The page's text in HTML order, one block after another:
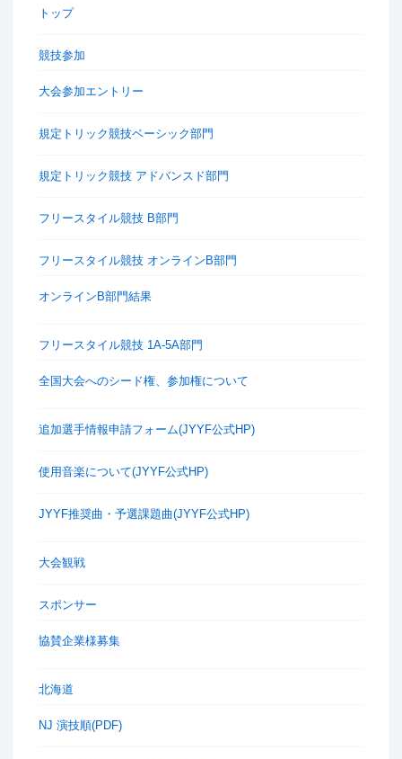
トップ
競技参加
大会参加エントリー
規定トリック競技ベーシック部門
規定トリック競技 アドバンスド部門
フリースタイル競技 B部門
フリースタイル競技 オンラインB部門
オンラインB部門結果
フリースタイル競技 1A-5A部門
全国大会へのシード権、参加権について
追加選手情報申請フォーム(JYYF公式HP)
使用音楽について(JYYF公式HP)
JYYF推奨曲・予選課題曲(JYYF公式HP)
大会観戦
スポンサー
協賛企業様募集
北海道
NJ 演技順(PDF)